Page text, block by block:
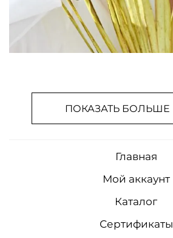
ПОКАЗАТЬ БОЛЬШЕ
Главная
Мой аккаунт
Каталог
Сертификаты